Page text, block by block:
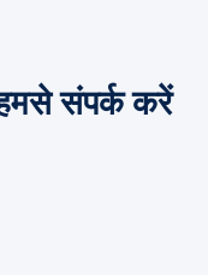
संपर्क करें